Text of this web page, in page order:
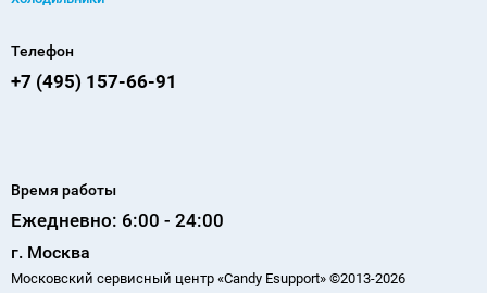
Телефон
+7 (495) 157-66-91
Время работы
Ежедневно: 6:00 - 24:00
г. Москва
Московский сервисный центр «Candy Esupport» ©2013-2026